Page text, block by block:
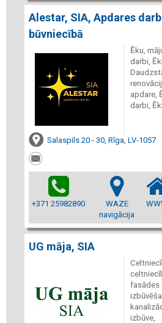
Alestar, SIA, Apdares
būvniecībā
Ēku,
darbi,
apdare,
darbi,
Salaspils 20 - 30, Rīga, LV-1057
+371 25982890
WAZE
navigācija
UG māja, SIA
fasādes
izbūve,